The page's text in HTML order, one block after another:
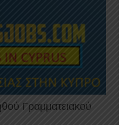
Γραμματειακού